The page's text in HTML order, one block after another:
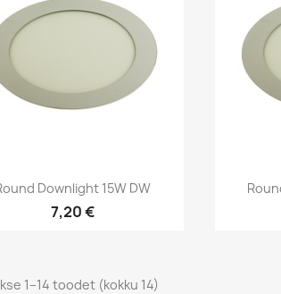
Kiirvaade
Downlight 15W DW
7,20 €
1–14 toodet (kokku 14)